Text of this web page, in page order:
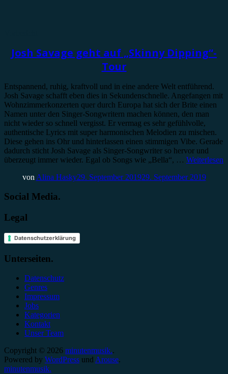
Josh Savage geht auf „Skinny Dipping“-
Tour
Entspannend, ruhig, kraftvoll und in eine andere Welt entführend.
Josh Savage schafft eben dies in Sekundenschnelle. Angefangen mit
Wohnzimmerkonzerten quer durch Europa hat sich der Brite einen
Namen unter den Singer-Songwritern machen können, den man
nicht wieder so schnell vergisst. Er vermag es sehr gefühlvolle,
authentische Lyrics mit super harmonischen Melodien zu mischen.
Diese gehen ins Ohr und hinterlassen einen stimmigen Vibe. Gerade
dadurch sticht Josh Savage als Singer-Songwriter so hervor und
überzeugt immer wieder. Egal ob Songs wie „Bella“, … Weiterlesen
von Alina Hasky29. September 201929. September 2019
Social Media.
Legal
Datenschutzerklärung
Unterseiten.
Datenschutz
Genres
Impressum
Jobs
Kategorien
Kontakt
Unser Team
Copyright © 2026 minutenmusik..
Powered by WordPress und Arouse.
minutenmusik.